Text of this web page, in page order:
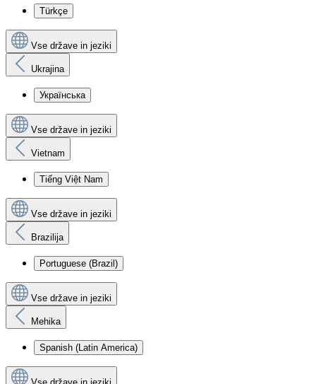
Türkçe
Vse države in jeziki
Ukrajina
Українська
Vse države in jeziki
Vietnam
Tiếng Việt Nam
Vse države in jeziki
Brazilija
Portuguese (Brazil)
Vse države in jeziki
Mehika
Spanish (Latin America)